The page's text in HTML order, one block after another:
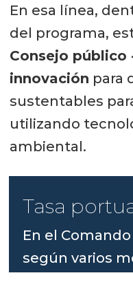
En esa línea,
del programa,
Consejo público
innovación para
sustentables
utilizando
ambiental.
Tasa
En el
según varios